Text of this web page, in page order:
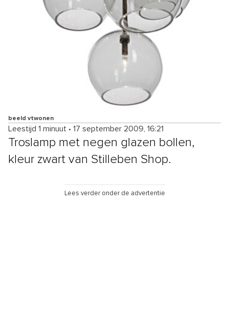
beeld vtwonen
Leestijd 1 minuut • 17 september 2009, 16:21
Troslamp met negen glazen bollen,
kleur zwart van Stilleben Shop.
Lees verder onder de advertentie